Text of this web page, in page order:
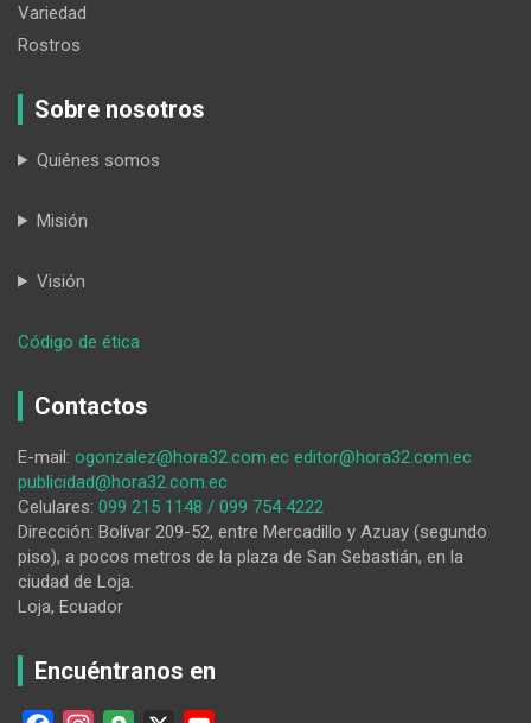
Variedad
Rostros
Sobre nosotros
Quiénes somos
Misión
Visión
Código de ética
y
importancia
para
incrementar
las
ventas
Contactos
E-mail: ogonzalez@hora32.com.ec editor@hora32.com.ec
publicidad@hora32.com.ec
Celulares: 099 215 1148 / 099 754 4222
Dirección: Bolívar 209-52, entre Mercadillo y Azuay (segundo
piso), a pocos metros de la plaza de San Sebastián, en la
ciudad de Loja.
Loja, Ecuador
Encuéntranos en